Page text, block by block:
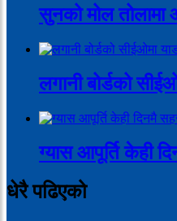
सुनको मोल तोलामा
लगानी बोर्डको
ग्यास आपूर्ति केही
धेरै पढिएको